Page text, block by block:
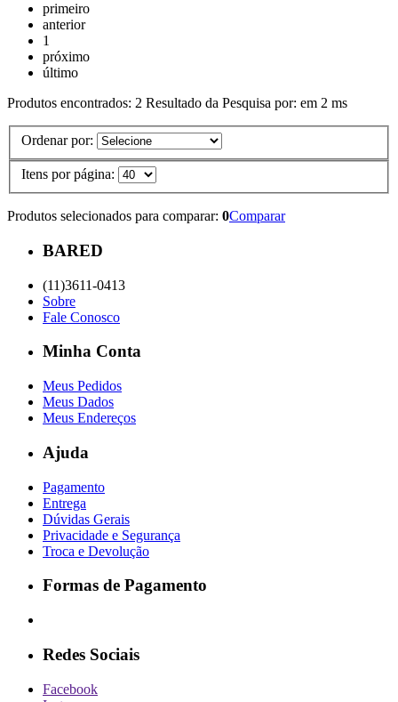
primeiro
anterior
1
próximo
último
Produtos encontrados: 2 Resultado da Pesquisa por: em 2 ms
Ordenar por:
Itens por página:
Produtos selecionados para comparar: 0Comparar
BARED
(11)3611-0413
Sobre
Fale Conosco
Minha Conta
Meus Pedidos
Meus Dados
Meus Endereços
Ajuda
Pagamento
Entrega
Dúvidas Gerais
Privacidade e Segurança
Troca e Devolução
Formas de Pagamento
Redes Sociais
Facebook